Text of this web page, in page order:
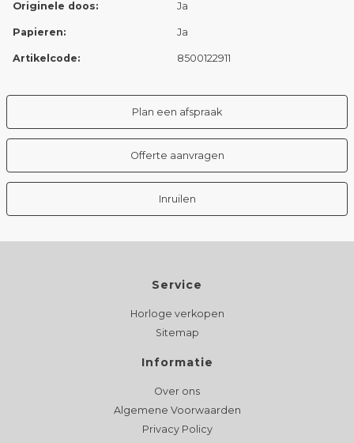
Originele doos: Ja
Papieren: Ja
Artikelcode: 8500122911
Plan een afspraak
Offerte aanvragen
Inruilen
Service
Horloge verkopen
Sitemap
Informatie
Over ons
Algemene Voorwaarden
Privacy Policy